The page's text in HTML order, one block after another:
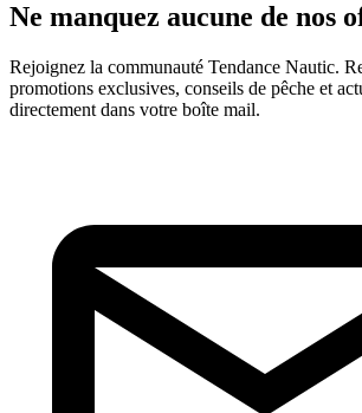
Ne manquez aucune de nos
Rejoignez la communauté Tendance Nautic.
promotions exclusives, conseils de pêche et
directement dans votre boîte mail.